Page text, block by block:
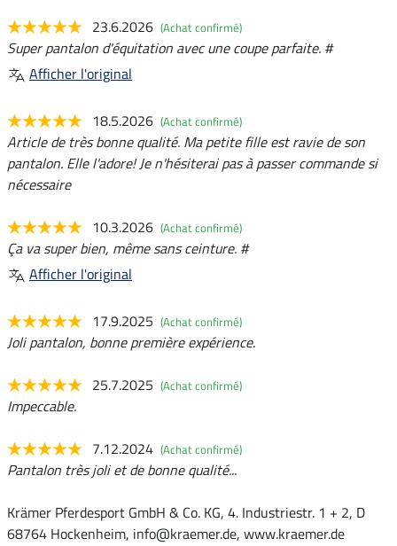
23.6.2026 (Achat confirmé)
Super pantalon d'équitation avec une coupe parfaite. #
Afficher l'original
18.5.2026 (Achat confirmé)
Article de très bonne qualité. Ma petite fille est ravie de son
pantalon. Elle l'adore! Je n'hésiterai pas à passer commande si
nécessaire
10.3.2026 (Achat confirmé)
Ça va super bien, même sans ceinture. #
Afficher l'original
17.9.2025 (Achat confirmé)
Joli pantalon, bonne première expérience.
25.7.2025 (Achat confirmé)
Impeccable.
7.12.2024 (Achat confirmé)
Pantalon très joli et de bonne qualité...
Krämer Pferdesport GmbH & Co. KG, 4. Industriestr. 1 + 2, D
68764 Hockenheim, info@kraemer.de, www.kraemer.de